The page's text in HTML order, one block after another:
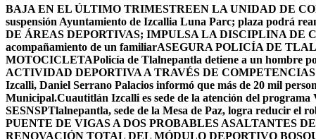
BAJA EN EL ÚLTIMO TRIMESTREEN LA UNIDAD DE
suspensión Ayuntamiento de Izcallia Luna Parc; plaza podrá
DE ÁREAS DEPORTIVAS; IMPULSA LA DISCIPLINA DE
acompañamiento de un familiarASEGURA POLICÍA DE
MOTOCICLETAPolicía de Tlalnepantla detiene a un hombre
ACTIVIDAD DEPORTIVA A TRAVÉS DE
Izcalli, Daniel Serrano Palacios informó que más de 20 mil
Municipal.Cuautitlán Izcalli es sede de la atención del
SESNSPTlalnepantla, sede de la Mesa de Paz, logra reducir el
PUENTE DE VIGAS A DOS PROBABLES ASALTANTES
RENOVACIÓN TOTAL DEL MÓDULO DEPORTIVO